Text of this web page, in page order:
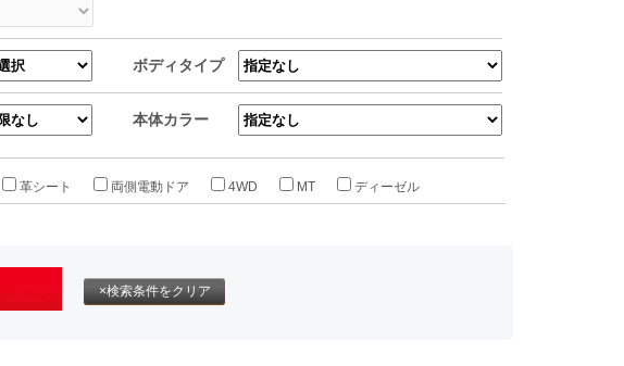
ボディタイプ
本体カラー
革シート 両側電動ドア 4WD MT ディーゼル
×検索条件をクリア